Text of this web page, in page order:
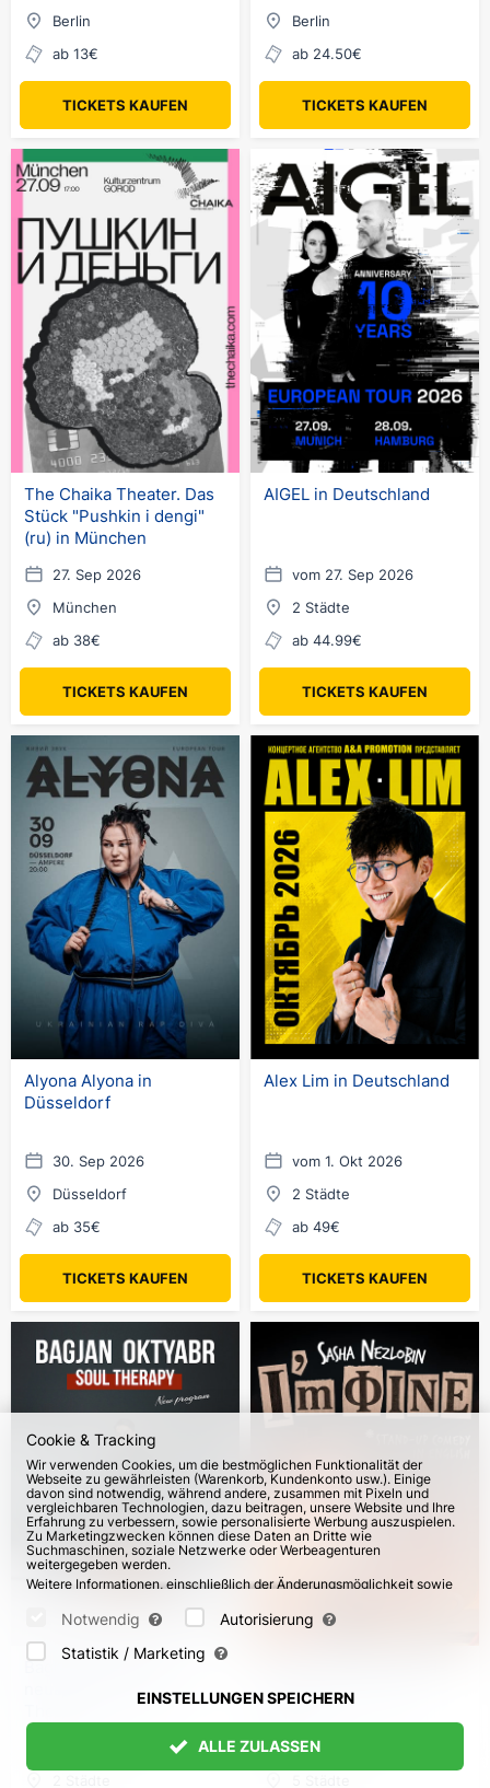
Berlin
ab 13€
TICKETS KAUFEN
Berlin
ab 24.50€
TICKETS KAUFEN
The Chaika Theater. Das
Stück "Pushkin i dengi"
(ru) in München
27. Sep 2026
München
ab 38€
TICKETS KAUFEN
AIGEL in Deutschland
vom 27. Sep 2026
2 Städte
ab 44.99€
TICKETS KAUFEN
Alyona Alyona in
Düsseldorf
30. Sep 2026
Düsseldorf
ab 35€
TICKETS KAUFEN
Alex Lim in Deutschland
vom 1. Okt 2026
2 Städte
ab 49€
TICKETS KAUFEN
Bagjan Oktyabr mit
neuem Programm "Soul
up-Tour „I’m fine“ auf
Englisch
vom 4. Okt 2026
Cookie & Tracking
Wir verwenden Cookies, um die bestmöglichen Funktionalität der
Webseite zu gewährleisten (Warenkorb, Kundenkonto usw.). Einige
davon sind notwendig, während andere, zusammen mit Pixeln und
vergleichbaren Technologien, dazu beitragen, unsere Website und Ihre
Erfahrung zu verbessern, sowie personalisierte Werbung auszuspielen.
Zu Marketingzwecken können diese Daten an Dritte wie
Suchmaschinen, soziale Netzwerke oder Werbeagenturen
weitergegeben werden.
Weitere Informationen, einschließlich der Änderungsmöglichkeit sowie
Bitte wählen Sie unten aus, welche Cookies gesetzt werden können
und bestätigen Sie durch Klicken auf "Einstellungen speichern" oder
akzeptieren Sie alle Cookies durch Klicken auf "Alle zulassen":
Notwendig
Autorisierung
Statistik / Marketing
EINSTELLUNGEN SPEICHERN
ALLE ZULASSEN